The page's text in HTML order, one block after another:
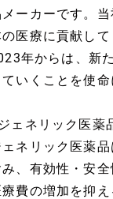
ーカーです。
医療に貢献して
年からは、新
いくことを使
ェネリック医薬
ネリック医薬
、有効性・安
費の増加を抑